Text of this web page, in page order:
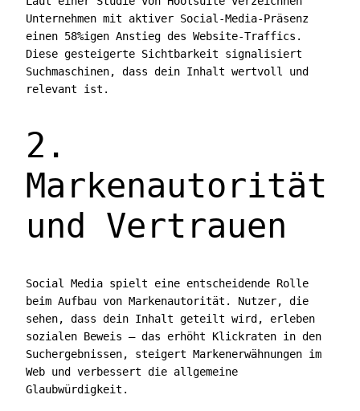
Unternehmen mit aktiver Social-Media-Präsenz
einen 58%igen Anstieg des Website-Traffics.
Diese gesteigerte Sichtbarkeit signalisiert
Suchmaschinen, dass dein Inhalt wertvoll und
relevant ist.
2.
Markenautorität
und Vertrauen
Social Media spielt eine entscheidende Rolle
beim Aufbau von Markenautorität. Nutzer, die
sehen, dass dein Inhalt geteilt wird, erleben
sozialen Beweis — das erhöht Klickraten in den
Suchergebnissen, steigert Markenerwähnungen im
Web und verbessert die allgemeine
Glaubwürdigkeit.